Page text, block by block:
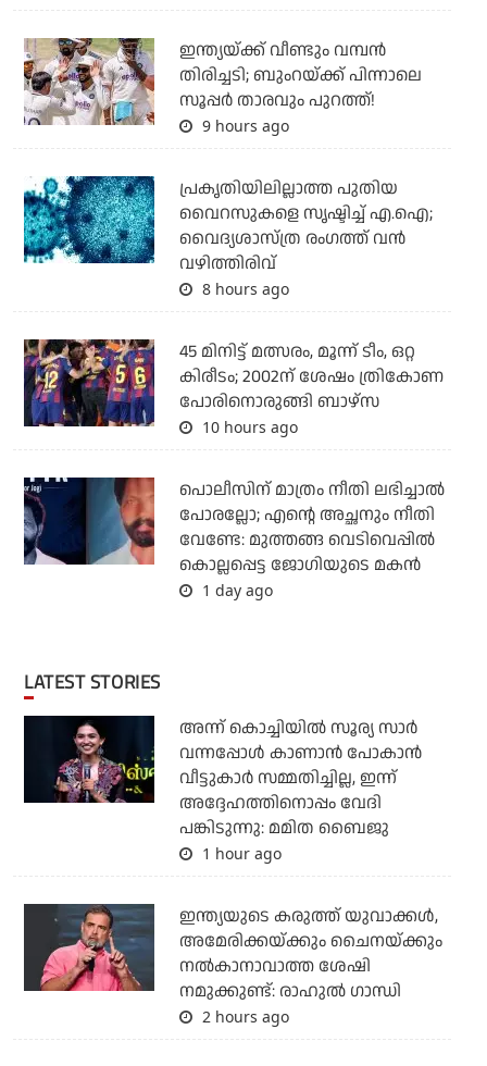
ഇന്ത്യയ്ക്ക് വീണ്ടും വമ്പന്‍
തിരിച്ചടി; ബുംറയ്ക്ക് പിന്നാലെ
സൂപ്പര്‍ താരവും പുറത്ത്!
9 hours ago
പ്രകൃതിയിലില്ലാത്ത പുതിയ
വൈറസുകളെ സൃഷ്ടിച്ച് എ.ഐ;
വൈദ്യശാസ്ത്ര രംഗത്ത് വന്‍
വഴിത്തിരിവ്
8 hours ago
45 മിനിട്ട് മത്സരം, മൂന്ന് ടീം, ഒറ്റ
കിരീടം; 2002ന് ശേഷം ത്രികോണ
പോരിനൊരുങ്ങി ബാഴ്‌സ
10 hours ago
പൊലീസിന് മാത്രം നീതി ലഭിച്ചാല്‍
പോരല്ലോ; എന്റെ അച്ഛനും നീതി
വേണ്ടേ: മുത്തങ്ങ വെടിവെപ്പില്‍
കൊല്ലപ്പെട്ട ജോഗിയുടെ മകന്‍
1 day ago
LATEST STORIES
അന്ന് കൊച്ചിയില്‍ സൂര്യ സാര്‍
വന്നപ്പോള്‍ കാണാന്‍ പോകാന്‍
വീട്ടുകാര്‍ സമ്മതിച്ചില്ല, ഇന്ന്
അദ്ദേഹത്തിനൊപ്പം വേദി
പങ്കിടുന്നു: മമിത ബൈജു
1 hour ago
ഇന്ത്യയുടെ കരുത്ത് യുവാക്കള്‍,
അമേരിക്കയ്ക്കും ചൈനയ്ക്കും
നല്‍കാനാവാത്ത ശേഷി
നമുക്കുണ്ട്: രാഹുല്‍ ഗാന്ധി
2 hours ago